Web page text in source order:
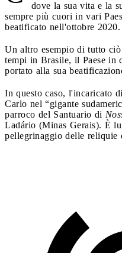
dove la sua vita e la
sempre più cuori in vari
beatificato nell'ottobre 2020.
Un altro esempio di tutto
tempi in Brasile, il Paese in
portato alla sua
In questo caso, l'incaricato
Carlo nel “gigante
parroco del Santuario di
Ladário (Minas Gerais). È
pellegrinaggio delle